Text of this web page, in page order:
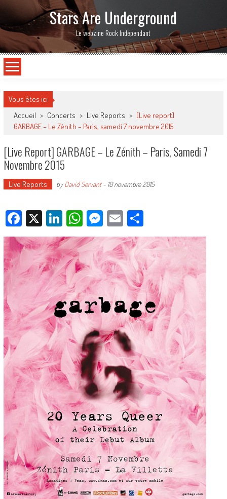
Stars Are Underground
Le webzine Rock Indépendant
Vous êtes ici
Accueil > Concerts > Live Reports > [Live report]
GARBAGE – Le Zénith – Paris, samedi 7 novembre 2015
[Live Report] GARBAGE – Le Zénith – Paris, Samedi 7
Novembre 2015
Live Reports byDavid Servant- 10 novembre 2015
Facebook
X LinkedIn
WhatsApp
Messenger
EmailPartager